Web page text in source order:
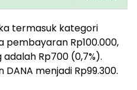
termasuk kategori
pembayaran Rp100.000,
Rp700 (0,7%).
menjadi Rp99.300.